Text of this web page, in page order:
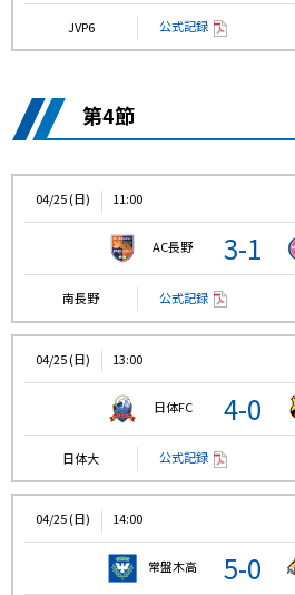
JVP6 公式記録
第4節
04/25 (日) 11:00
AC長野 3-1
南長野 公式記録
04/25 (日) 13:00
日体FC 4-0
日体大 公式記録
04/25 (日) 14:00
常盤木高 5-0